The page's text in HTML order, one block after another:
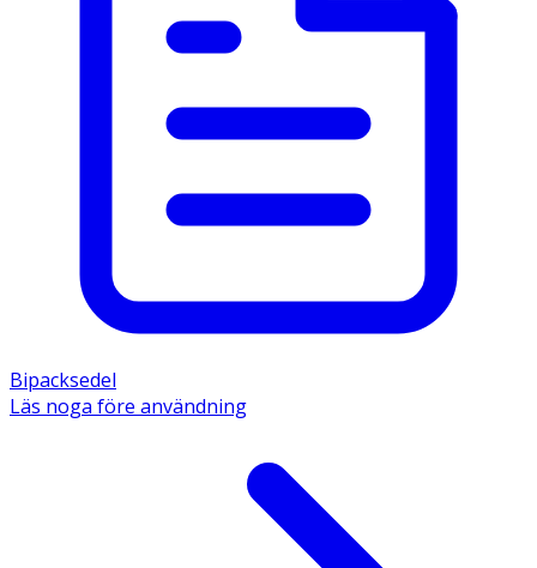
Bipacksedel
Läs noga före användning